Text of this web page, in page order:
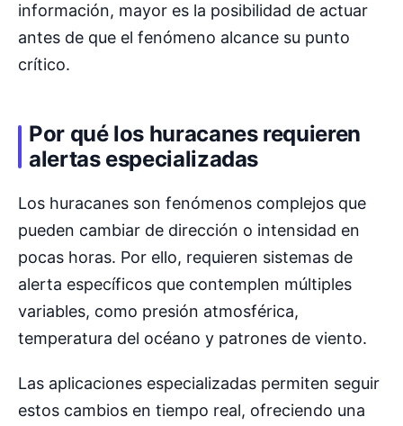
información, mayor es la posibilidad de actuar
antes de que el fenómeno alcance su punto
crítico.
Por qué los huracanes requieren
alertas especializadas
Los huracanes son fenómenos complejos que
pueden cambiar de dirección o intensidad en
pocas horas. Por ello, requieren sistemas de
alerta específicos que contemplen múltiples
variables, como presión atmosférica,
temperatura del océano y patrones de viento.
Las aplicaciones especializadas permiten seguir
estos cambios en tiempo real, ofreciendo una